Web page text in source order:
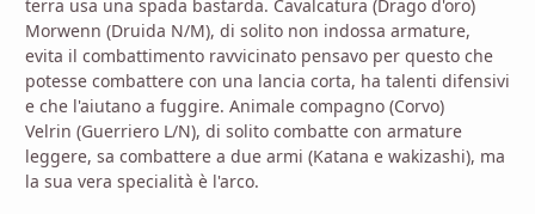
terra usa una spada bastarda. Cavalcatura (Drago d'oro)
Morwenn (Druida N/M), di solito non indossa armature,
evita il combattimento ravvicinato pensavo per questo che
potesse combattere con una lancia corta, ha talenti difensivi
e che l'aiutano a fuggire. Animale compagno (Corvo)
Velrin (Guerriero L/N), di solito combatte con armature
leggere, sa combattere a due armi (Katana e wakizashi), ma
la sua vera specialità è l'arco.